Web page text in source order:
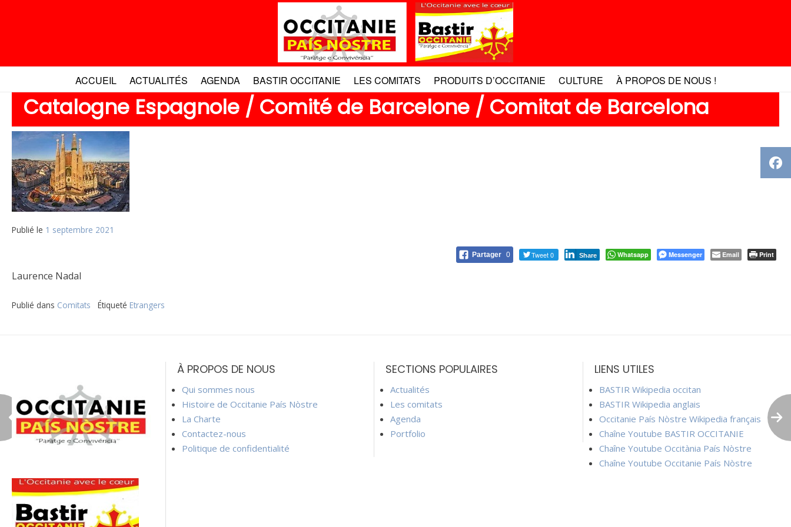
ACCUEIL ACTUALITÉS AGENDA BASTIR OCCITANIE LES COMITATS PRODUITS D’OCCITANIE CULTURE À PROPOS DE NOUS !
Catalogne Espagnole / Comité de Barcelone / Comitat de Barcelona
Publié le 1 septembre 2021
Partager 0 Tweet 0 Share Whatsapp Messenger Email Print
Laurence Nadal
Publié dans Comitats Étiqueté Etrangers
l’article
À PROPOS DE NOUS
Qui sommes nous
Histoire de Occitanie País Nòstre
La Charte
Contactez-nous
Politique de confidentialité
SECTIONS POPULAIRES
Actualités
Les comitats
Agenda
Portfolio
LIENS UTILES
BASTIR Wikipedia occitan
BASTIR Wikipedia anglais
Occitanie País Nòstre Wikipedia français
Chaîne Youtube BASTIR OCCITANIE
Chaîne Youtube Occitània País Nòstre
Chaîne Youtube Occitanie País Nòstre